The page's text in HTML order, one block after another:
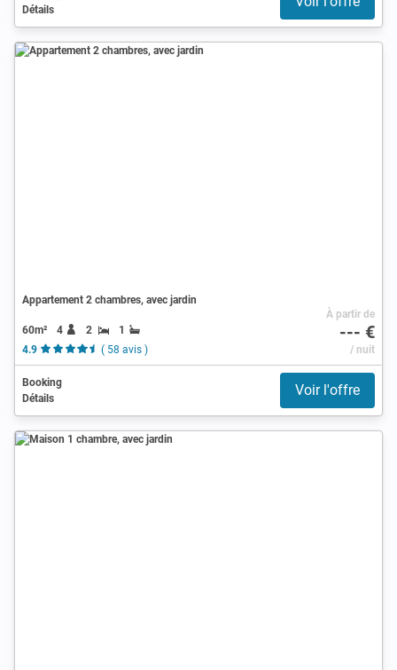
Détails
Appartement 2 chambres, avec jardin
60m² 4 2
1
4.9
( 58 avis )
À partir de
--- €
/ nuit
Booking
Détails
Voir l'offre